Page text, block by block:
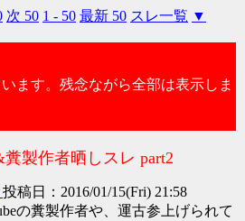
次 50 1 - 50 最新 50 スレ一覧 ▼
ます。残念ながら全部は表示しま
製作者晒しスレ part2
投稿日：2016/01/15(Fri) 21:58
の糞製作者や、運古参上げられて